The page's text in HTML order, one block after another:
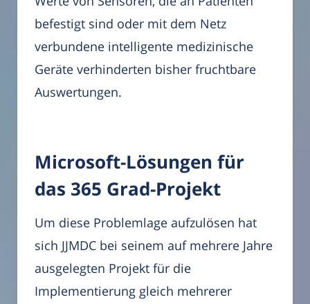
befestigt sind oder mit dem Netz
verbundene intelligente medizinische
Geräte verhinderten bisher fruchtbare
Auswertungen.
Microsoft-Lösungen für
das 365 Grad-Projekt
Um diese Problemlage aufzulösen hat
sich JJMDC bei seinem auf mehrere Jahre
ausgelegten Projekt für die
Implementierung gleich mehrerer